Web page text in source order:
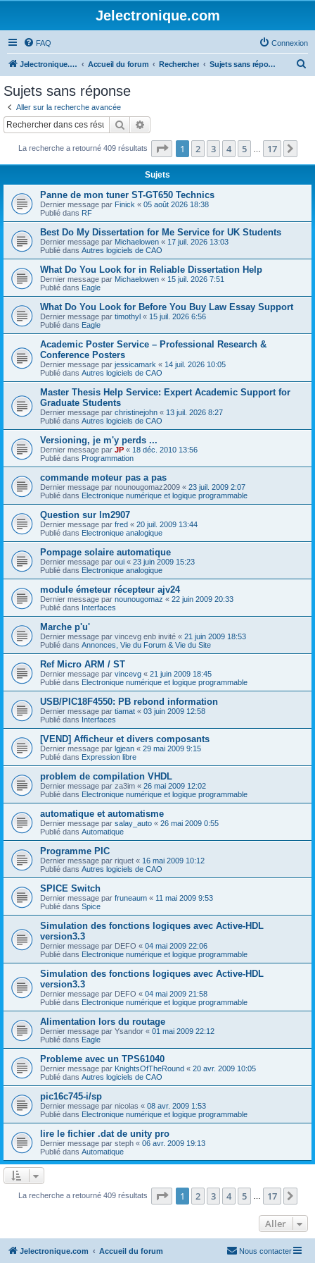
Jelectronique.com
FAQ Connexion
Jelectronique.com Accueil du forum Rechercher Sujets sans réponse
c
Sujets sans réponse
Aller sur la recherche avancée
Rechercher
La recherche a retourné 409 résultats Page 1sur17
1 2 3 4 5 17
Sujets
Panne de mon tuner ST-GT650 Technics
Dernier message par Finick « 05 août 2026 18:38
Publié dans RF
Best Do My Dissertation for Me Service for UK Students
Dernier message par Michaelowen « 17 juil. 2026 13:03
Publié dans Autres logiciels de CAO
What Do You Look for in Reliable Dissertation Help
Dernier message par Michaelowen « 15 juil. 2026 7:51
Publié dans Eagle
What Do You Look for Before You Buy Law Essay Support
Dernier message par timothyl « 15 juil. 2026 6:56
Publié dans Eagle
Academic Poster Service – Professional Research &
Conference Posters
Dernier message par jessicamark « 14 juil. 2026 10:05
Publié dans Autres logiciels de CAO
Master Thesis Help Service: Expert Academic Support for
Graduate Students
Dernier message par christinejohn « 13 juil. 2026 8:27
Publié dans Autres logiciels de CAO
Versioning, je m'y perds ...
Dernier message par JP « 18 déc. 2010 13:56
Publié dans Programmation
commande moteur pas a pas
Dernier message par nounougomaz2009 « 23 juil. 2009 2:07
Publié dans Electronique numérique et logique programmable
Question sur lm2907
Dernier message par fred « 20 juil. 2009 13:44
Publié dans Electronique analogique
Pompage solaire automatique
Dernier message par oui « 23 juin 2009 15:23
Publié dans Electronique analogique
module émeteur récepteur ajv24
Dernier message par nounougomaz « 22 juin 2009 20:33
Publié dans Interfaces
Marche p'u'
Dernier message par vincevg enb invité « 21 juin 2009 18:53
Publié dans Annonces, Vie du Forum & Vie du Site
Ref Micro ARM / ST
Dernier message par vincevg « 21 juin 2009 18:45
Publié dans Electronique numérique et logique programmable
USB/PIC18F4550: PB rebond information
Dernier message par tiamat « 03 juin 2009 12:58
Publié dans Interfaces
[VEND] Afficheur et divers composants
Dernier message par lgjean « 29 mai 2009 9:15
Publié dans Expression libre
problem de compilation VHDL
Dernier message par za3im « 26 mai 2009 12:02
Publié dans Electronique numérique et logique programmable
automatique et automatisme
Dernier message par salay_auto « 26 mai 2009 0:55
Publié dans Automatique
Programme PIC
Dernier message par riquet « 16 mai 2009 10:12
Publié dans Autres logiciels de CAO
SPICE Switch
Dernier message par fruneaum « 11 mai 2009 9:53
Publié dans Spice
Simulation des fonctions logiques avec Active-HDL
version3.3
Dernier message par DEFO « 04 mai 2009 22:06
Publié dans Electronique numérique et logique programmable
Simulation des fonctions logiques avec Active-HDL
version3.3
Dernier message par DEFO « 04 mai 2009 21:58
Publié dans Electronique numérique et logique programmable
Alimentation lors du routage
Dernier message par Ysandor « 01 mai 2009 22:12
Publié dans Eagle
Probleme avec un TPS61040
Dernier message par KnightsOfTheRound « 20 avr. 2009 10:05
Publié dans Autres logiciels de CAO
pic16c745-i/sp
Dernier message par nicolas « 08 avr. 2009 1:53
Publié dans Electronique numérique et logique programmable
lire le fichier .dat de unity pro
Dernier message par steph « 06 avr. 2009 19:13
Publié dans Automatique
La recherche a retourné 409 résultats Page 1sur17
1 2 3 4 5 17
Aller
Jelectronique.com Accueil du forum Nous contacter